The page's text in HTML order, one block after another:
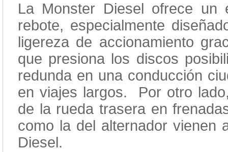
La Monster Diesel ofrece un
rebote, especialmente
ligereza de accionamiento
que presiona los discos
redunda en una conducción
en viajes largos. Por otro
de la rueda trasera en
como la del alternador vienen
Diesel.